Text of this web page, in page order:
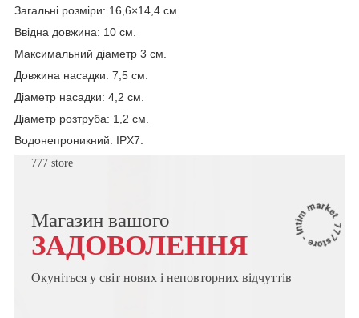
Загальні розміри: 16,6×14,4 см.
Ввідна довжина: 10 см.
Максимальний діаметр 3 см.
Довжина насадки: 7,5 см.
Діаметр насадки: 4,2 см.
Діаметр розтруба: 1,2 см.
Водонепроникний: IPX7.
777 store
Магазин вашого
ЗАДОВОЛЕННЯ
Окуніться у світ нових і неповторних відчуттів